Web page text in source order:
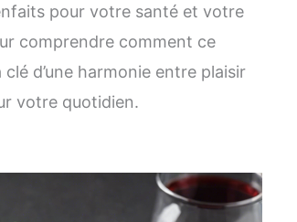
pour votre santé et votre
comprendre comment ce
d’une harmonie entre plaisir
votre quotidien.